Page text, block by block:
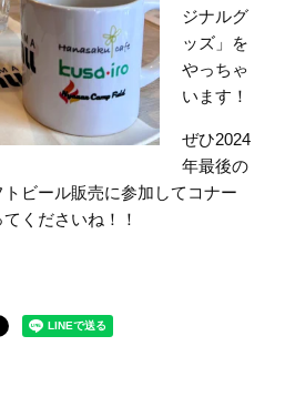
ジナルグ
ッズ」を
やっちゃ
います！
ぜひ2024
年最後の
ビール販売に参加してコナー
くださいね！！